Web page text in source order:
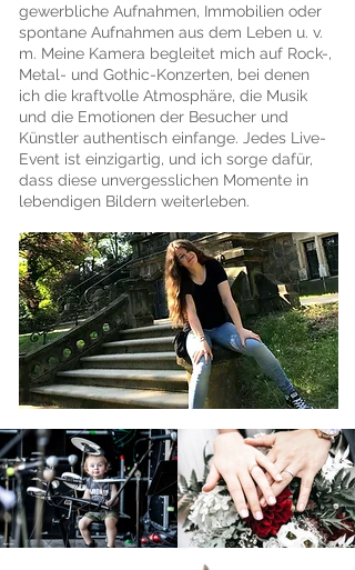
gewerbliche Aufnahmen, Immobilien oder
spontane Aufnahmen aus dem Leben u. v.
m. Meine Kamera begleitet mich auf Rock-,
Metal- und Gothic-Konzerten, bei denen
ich die kraftvolle Atmosphäre, die Musik
und die Emotionen der Besucher und
Künstler authentisch einfange. Jedes Live-
Event ist einzigartig, und ich sorge dafür,
dass diese unvergesslichen Momente in
lebendigen Bildern weiterleben.